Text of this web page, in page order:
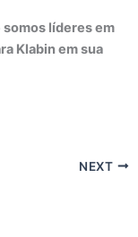
líderes em
Klabin em sua
NEXT